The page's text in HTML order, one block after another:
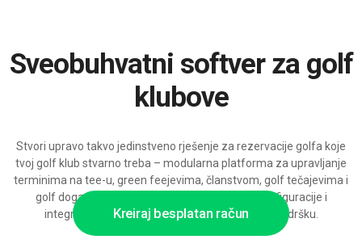
Kreiraj besplatan račun
Sveobuhvatni softver za golf
klubove
Stvori upravo takvo jedinstveno rješenje za rezervacije golfa koje
tvoj golf klub stvarno treba – modularna platforma za upravljanje
terminima na tee-u, green feejevima, članstvom, golf tečajevima i
golf događajima, s bogatim mogućnostima konfiguracije i
integracijama te spremna za skaliranje uz AI-podršku.